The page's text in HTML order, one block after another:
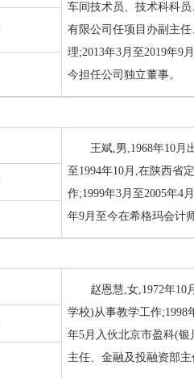
车间技术员、技术科科
有限公司任项目办副主
理;2013年3月至2019年9
今担任公司独立董事。
王斌,男,1968年10月
至1994年10月,在陕西省
作;1999年3月至2005年4
年9月至今在希格玛会计
赵恩慧,女,1972年10
学校)从事教学工作;1998
年5月入伙北京市盈科(
主任、金融及投融资部